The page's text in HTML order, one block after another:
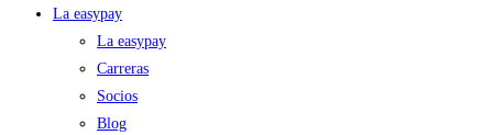
La easypay
La easypay
Carreras
Socios
Blog